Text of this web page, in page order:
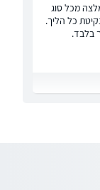
מכל סוג
כל הליך.
בלבד.